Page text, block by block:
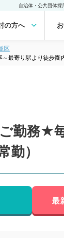
自治体・公共団体採
の方へ
区
最寄り駅より徒歩圏
勤務★
勤）
最